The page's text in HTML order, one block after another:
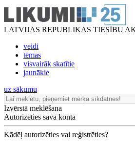
LATVIJAS REPUBLIKAS TIESĪBU
veidi
tēmas
visvairāk skatītie
jaunākie
uz sākumu
Izvērstā meklēšana
Autorizēties savā kontā
Kādēļ autorizēties vai reģistrēties?